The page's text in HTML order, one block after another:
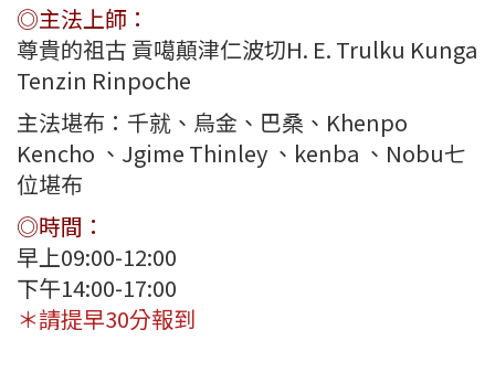
◎主法上師：
尊貴的祖古 貢噶顛津仁波切H. E. Trulku Kunga
Tenzin Rinpoche
主法堪布：千就、烏金、巴桑、Khenpo
Kencho 、Jgime Thinley 、kenba 、Nobu七
位堪布
◎時間：
早上09:00-12:00
下午14:00-17:00
＊請提早30分報到